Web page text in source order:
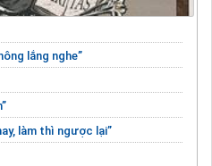
lắng nghe”
làm thì ngược lại”